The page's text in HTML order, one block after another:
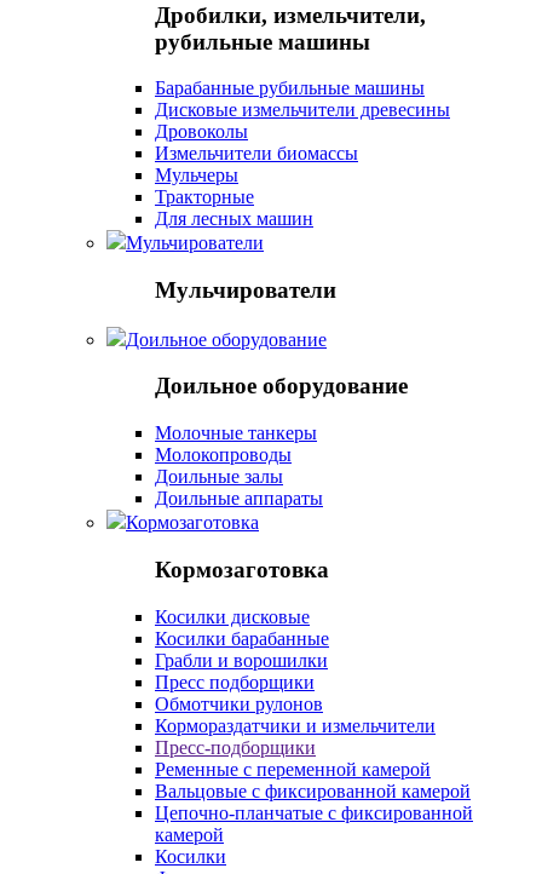
Дробилки, измельчители,
рубильные машины
Барабанные рубильные машины
Дисковые измельчители древесины
Дровоколы
Измельчители биомассы
Мульчеры
Тракторные
Для лесных машин
Мульчирователи
Мульчирователи
Доильное оборудование
Доильное оборудование
Молочные танкеры
Молокопроводы
Доильные залы
Доильные аппараты
Кормозаготовка
Кормозаготовка
Косилки дисковые
Косилки барабанные
Грабли и ворошилки
Пресс подборщики
Обмотчики рулонов
Кормораздатчики и измельчители
Пресс-подборщики
Ременные с переменной камерой
Вальцовые с фиксированной камерой
Цепочно-планчатые с фиксированной
камерой
Косилки